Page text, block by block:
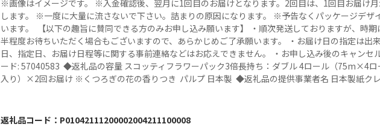
※画像はイメージです。 ※入金確認後、翌月に1回目のお届けとなります。2回目は、1回目お届け
します。 ※一度に大量に流さないで下さい。詰まりの原因になります。 ※予告なくパッケージデザ
います。  【以下の趣旨に賛同できる方のみお申し込み願います】 ・順次発送しておりますが、時
半程度お待ちいただく場合もございますので、あらかじめご了承願います。 ・お届け日の指定は出
日、指定日、お届け日程等に関する事前連絡などはお応えできません。 ・お申し込み後のキャン
ード: 57040583  ◆返礼品の容量 スコッティフラワーパック3倍長持ち：ダブル 4ロール（75m×4ロ
入り）×2回お届け ※くつろぎの花の香りつき  パルプ 日本製  ◆返礼品の提供事業者名 日本製紙ク
返礼品コード： P01042111200002004211100008